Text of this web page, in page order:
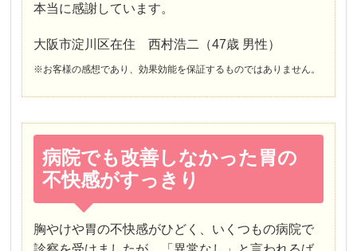
本当に感謝しています。
大阪市淀川区在住 西村浩二（47歳 男性）
※お客様の感想であり、効果効能を保証するものではありません。
病院でも改善しなかった胃の
不快感がすっきり
胸やけや胃の不快感がひどく、いくつもの病院で